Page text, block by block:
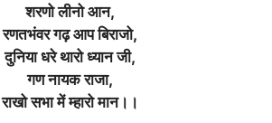
शरणो लीनो आन,
रणतभंवर गढ़ आप बिराजो,
दुनिया धरे थारो ध्यान जी,
गण नायक राजा,
राखो सभा में म्हारो मान।।